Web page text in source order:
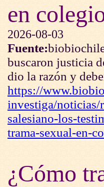
en
2026-08-03
Fuente:
buscaron justicia
dio la razón y
https://
investiga/noticias/
salesiano-los-
trama-sexual-en-
¿Cómo